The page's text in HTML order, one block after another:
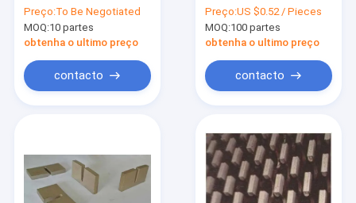
Segments 108
Preço:To Be Negotiated
MOQ:10 partes
obtenha o ultimo preço
contacto
do corte da pedra
calcária do
segmento de 5.0mm
Preço:US $0.52 / Pieces
MOQ:100 partes
obtenha o ultimo preço
contacto